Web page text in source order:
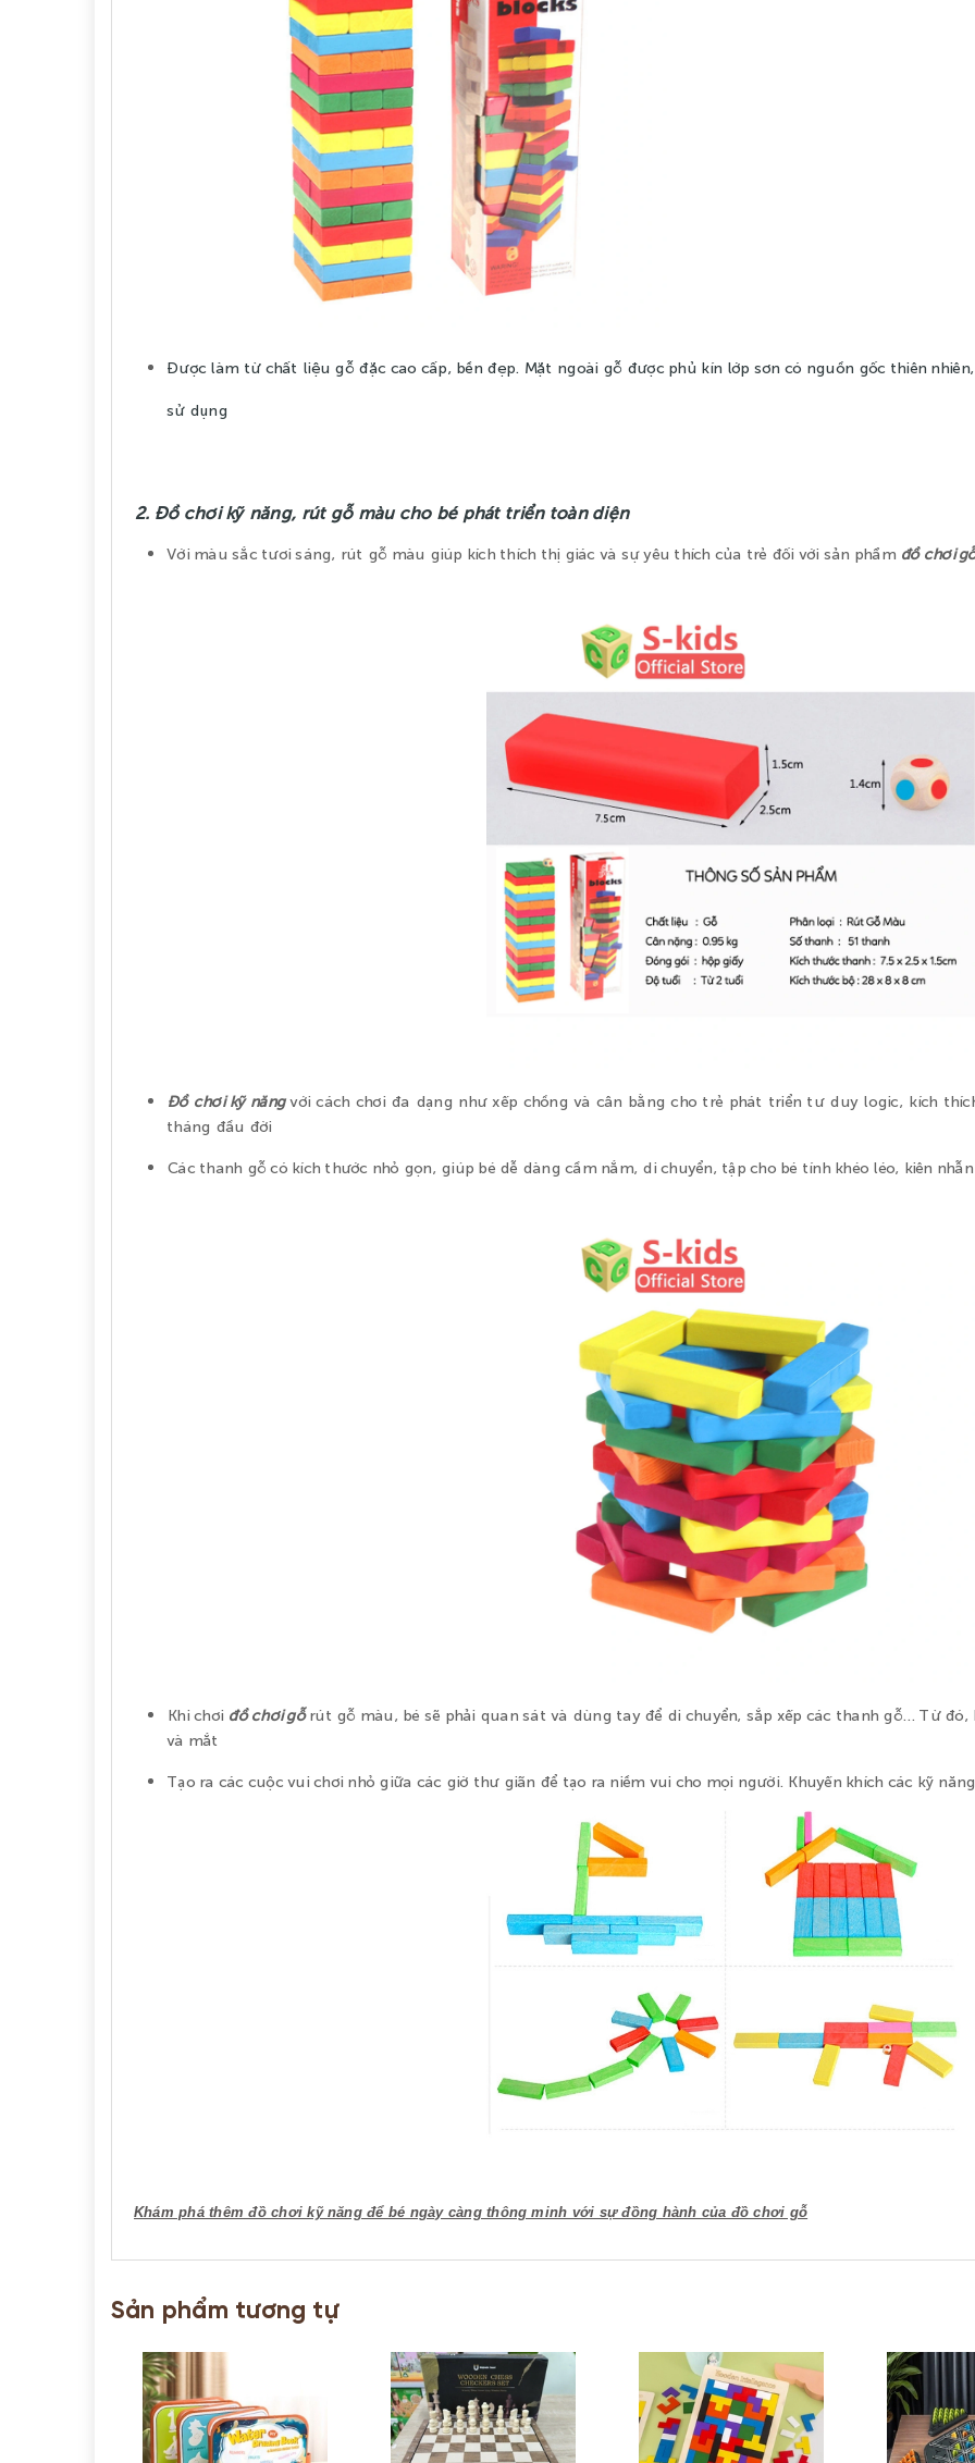
Được làm từ chất liệu gỗ đặc cao cấp, bền đẹp. Mặt ngoài gỗ được phủ kín lớp sơn có nguồn gốc thiên
sử dụng
2. Đồ chơi kỹ năng, rút gỗ màu cho bé phát triển toàn diện
Với màu sắc tươi sáng, rút gỗ màu giúp kích thích thị giác và sự yêu thích của trẻ đối với sản phẩm đồ chơi
Đồ chơi kỹ năngvới cách chơi đa dạng như xếp chồng và cân bằng cho trẻ phát triển tư duy logic, kích
tháng đầu đời
Các thanh gỗ có kích thước nhỏ gọn, giúp bé dễ dàng cầm nắm, di chuyển, tập cho bé tính khéo léo, kiên
Khi chơi đồ chơi gỗrút gỗ màu, bé sẽ phải quan sát và dùng tay để di chuyển, sắp xếp các thanh gỗ… Từ đó,
và mắt
Tạo ra các cuộc vui chơi nhỏ giữa các giờ thư giãn để tạo ra niềm vui cho mọi người. Khuyến khích các kỹ
Khám phá thêm đồ chơi kỹ năng để bé ngày càng thông minh với sự đồng hành của đồ chơi gỗ
Sản phẩm tương tự